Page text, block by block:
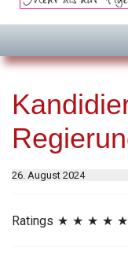
26. August 2024
Ratings